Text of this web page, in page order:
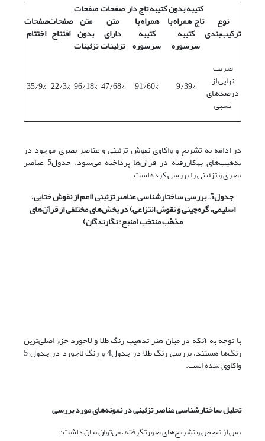
نوع
ترکیب‌بندی
کتیبه بدون
تاج همراه با
کتیبه
سرسوره
کتیبه تاج دار
همراه با
کتیبه
سرسوره
صفحات
متن
دارای
تزئینات
صفحات
متن
بدون
تزئینات
صفحات
افتتاح
صفحات
اختتام
ضریب
نهایی از
درصدهای
نسبی
9/39%
91/60%
47/68%
96/18%
22/3%
35/9%
در ادامه به تشریح و واکاوی نقوش تزئینی و عناصر بصری موجود در
تذهیب‌های به‎کاررفته در قرآن‌ها پرداخته می‌شود. جدول5 عناصر
بصری و تزئینی را بررسی کرده است.
جدول5. بررسی ساختارشناسی عناصر تزئینی (
اعم از نقوش ختایی،
اسلیمی، گره‌چینی و نقوش انتزاعی)در بخش‌های مختلفی از قرآن‌های
مذهّب منتخب (منبع: نگارندگان)
با توجه به آنکه در میان هنر تذهیب رنگ طلا و لاجورد جزء اصلی‌ترین
رنگ‌ها هستند، بررسی رنگ طلا در جدول4 و رنگ لاجورد در جدول 5
واکاوی شده است.
تحلیل ساختارشناسی عناصر تزئینی در نمونه‌های مورد بررسی
پس از تفحص و تشریح‌های صورت‎گرفته، می‌توان بیان داشت: